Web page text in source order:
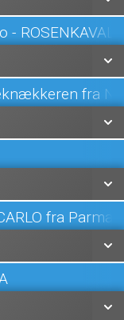
fra
fra Parma